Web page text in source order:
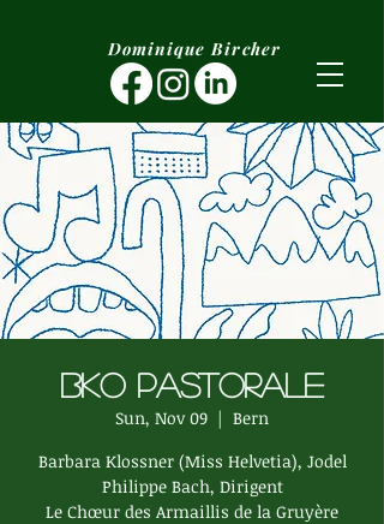
Dominique Bircher
BKO Pastorale
Sun, Nov 09
  |
Bern
Barbara Klossner (Miss Helvetia), Jodel
Philippe Bach, Dirigent
Le Chœur des Armaillis de la Gruyère